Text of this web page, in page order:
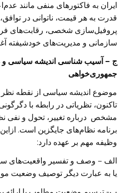
ایران به فاکتورهای منفی مانند
قدرت به هر قیمت، ناتوانی در
پروفیل‌سازی شخصی، رقابت‌های
سازمانی و مدیریت‌های خودشیفته
ج – آسیب شناسی اندیشه سیاسی و
جمهوری‌خواهی
موضوع اندیشه سیاسی از نقطه نظر
تاکنون، تظریاتی در رابطه با
مشخص درباره تغییر، تحول و نفی
برنامه نظام‌های جایگزین است.
وظیفه مهم بر عهده دارد:
الف – وصف و تفسیر واقعیت‌های
یا به عبارت دیگر توصیف وضعیت